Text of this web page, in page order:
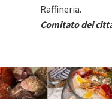
Raffineria.
Comitato dei